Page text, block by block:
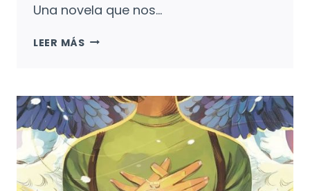
Una novela que nos…
LEER MÁSDISTANCIA
Y
PESADILLA